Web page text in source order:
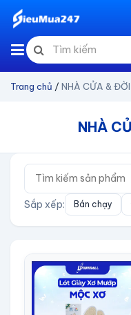
Trang chủ / NHÀ CỬA &
NHÀ
Sắp xếp: Bán chạy